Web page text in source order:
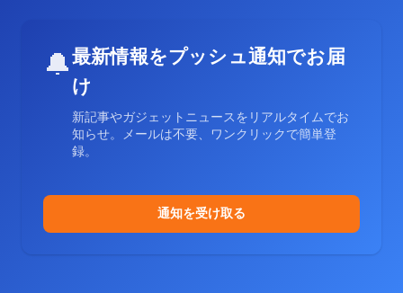
🔔最新情報をプッシュ通知でお届
け
新記事やガジェットニュースをリアルタイムでお
知らせ。メールは不要、ワンクリックで簡単登
録。
通知を受け取る